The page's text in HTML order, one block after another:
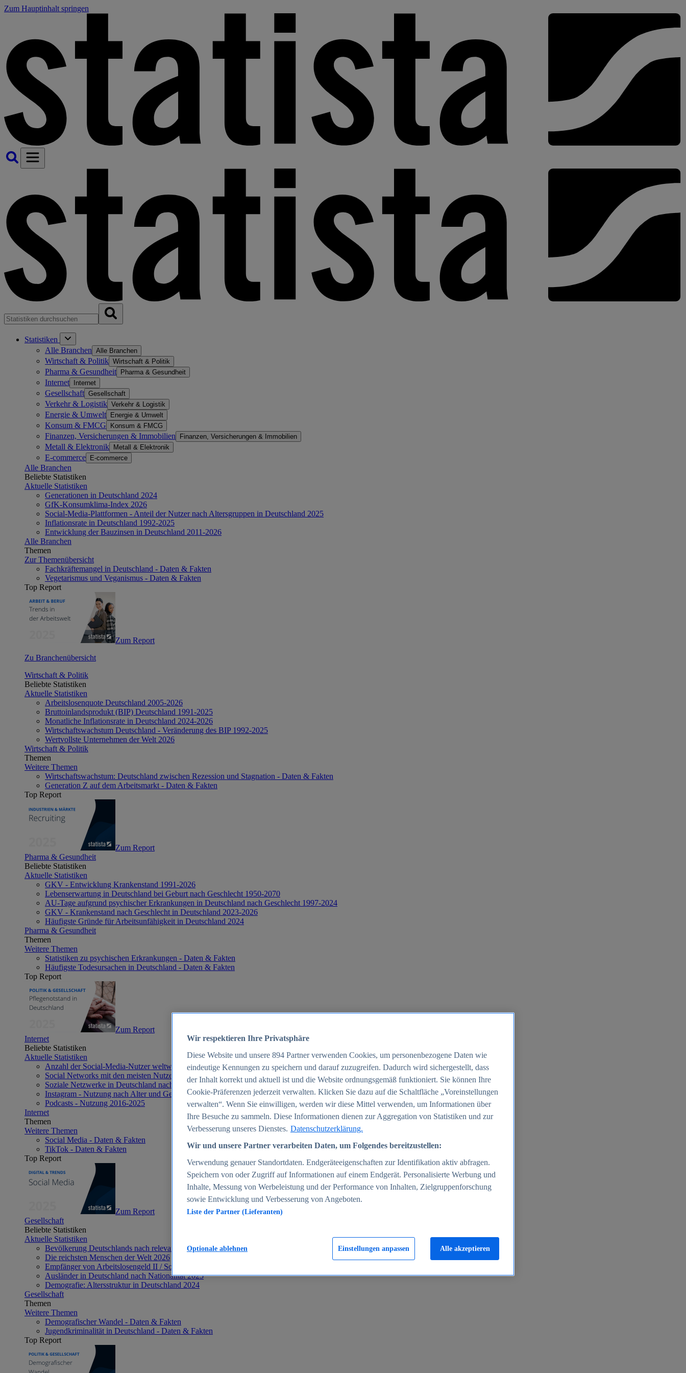
Zum Hauptinhalt springen
Statistiken
Alle Branchen Alle Branchen
Wirtschaft & Politik Wirtschaft & Politik
Pharma & Gesundheit Pharma & Gesundheit
Internet Internet
Gesellschaft Gesellschaft
Verkehr & Logistik Verkehr & Logistik
Energie & Umwelt Energie & Umwelt
Konsum & FMCG Konsum & FMCG
Finanzen, Versicherungen & Immobilien Finanzen, Versicherungen & Immobilien
Metall & Elektronik Metall & Elektronik
E-commerce E-commerce
Alle Branchen
Beliebte Statistiken
Aktuelle Statistiken
Generationen in Deutschland 2024
GfK-Konsumklima-Index 2026
Social-Media-Plattformen - Anteil der Nutzer nach Altersgruppen in Deutschland 2025
Inflationsrate in Deutschland 1992-2025
Entwicklung der Bauzinsen in Deutschland 2011-2026
Alle Branchen
Themen
Zur Themenübersicht
Fachkräftemangel in Deutschland - Daten & Fakten
Vegetarismus und Veganismus - Daten & Fakten
Top Report
Zum Report
Zu Branchenübersicht
Wirtschaft & Politik
Beliebte Statistiken
Aktuelle Statistiken
Arbeitslosenquote Deutschland 2005-2026
Bruttoinlandsprodukt (BIP) Deutschland 1991-2025
Monatliche Inflationsrate in Deutschland 2024-2026
Wirtschaftswachstum Deutschland - Veränderung des BIP 1992-2025
Wertvollste Unternehmen der Welt 2026
Wirtschaft & Politik
Themen
Weitere Themen
Wirtschaftswachstum: Deutschland zwischen Rezession und Stagnation - Daten & Fakten
Generation Z auf dem Arbeitsmarkt - Daten & Fakten
Top Report
Zum Report
Pharma & Gesundheit
Beliebte Statistiken
Aktuelle Statistiken
GKV - Entwicklung Krankenstand 1991-2026
Lebenserwartung in Deutschland bei Geburt nach Geschlecht 1950-2070
AU-Tage aufgrund psychischer Erkrankungen in Deutschland nach Geschlecht 1997-2024
GKV - Krankenstand nach Geschlecht in Deutschland 2023-2026
Häufigste Gründe für Arbeitsunfähigkeit in Deutschland 2024
Pharma & Gesundheit
Themen
Weitere Themen
Statistiken zu psychischen Erkrankungen - Daten & Fakten
Häufigste Todesursachen in Deutschland - Daten & Fakten
Top Report
Zum Report
Internet
Beliebte Statistiken
Aktuelle Statistiken
Anzahl der Social-Media-Nutzer weltweit 2012-2025
Social Networks mit den meisten Nutzern weltweit 2025
Soziale Netzwerke in Deutschland nach Generationen 2025
Instagram - Nutzung nach Alter und Geschlecht in Deutschland 2025
Podcasts - Nutzung 2016-2025
Internet
Themen
Weitere Themen
Social Media - Daten & Fakten
TikTok - Daten & Fakten
Top Report
Zum Report
Gesellschaft
Beliebte Statistiken
Aktuelle Statistiken
Bevölkerung Deutschlands nach relevanten Altersgruppen 2024
Die reichsten Menschen der Welt 2026
Empfänger von Arbeitslosengeld II / Sozialgeld / Bürgergeld in Deutschland 2005-2025
Ausländer in Deutschland nach Nationalität 2025
Demografie: Altersstruktur in Deutschland 2024
Gesellschaft
Themen
Weitere Themen
Demografischer Wandel - Daten & Fakten
Jugendkriminalität in Deutschland - Daten & Fakten
Top Report
Wir respektieren Ihre Privatsphäre
Diese Website und unsere 894 Partner verwenden Cookies, um personenbezogene Daten wie
eindeutige Kennungen zu speichern und darauf zuzugreifen. Dadurch wird sichergestellt, dass
der Inhalt korrekt und aktuell ist und die Website ordnungsgemäß funktioniert. Sie können Ihre
Cookie-Präferenzen jederzeit verwalten. Klicken Sie dazu auf die Schaltfläche „Voreinstellungen
verwalten“. Wenn Sie einwilligen, werden wir diese Mittel verwenden, um Informationen über
Ihre Besuche zu sammeln. Diese Informationen dienen zur Aggregation von Statistiken und zur
Verbesserung unseres Dienstes. Datenschutzerklärung.
Wir und unsere Partner verarbeiten Daten, um Folgendes bereitzustellen:
Verwendung genauer Standortdaten. Endgeräteeigenschaften zur Identifikation aktiv abfragen.
Speichern von oder Zugriff auf Informationen auf einem Endgerät. Personalisierte Werbung und
Inhalte, Messung von Werbeleistung und der Performance von Inhalten, Zielgruppenforschung
sowie Entwicklung und Verbesserung von Angeboten.
Liste der Partner (Lieferanten)
Einstellungen anpassen
Optionale ablehnen Alle akzeptieren